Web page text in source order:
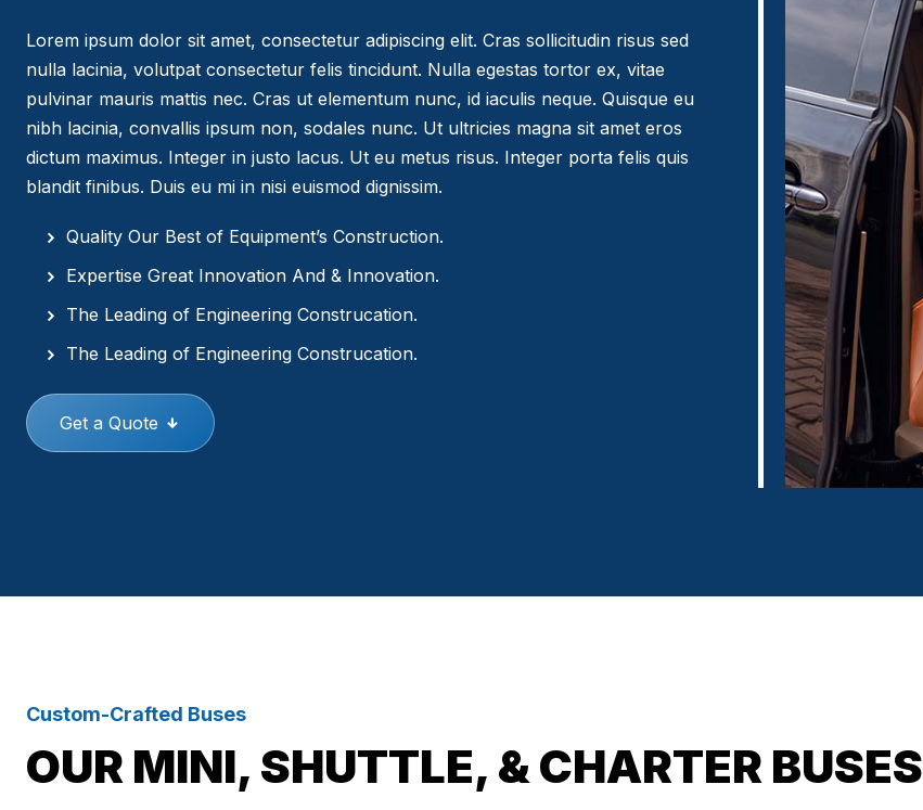
Lorem ipsum dolor sit amet, consectetur adipiscing elit. Cras sollicitudin risus sed
nulla lacinia, volutpat consectetur felis tincidunt. Nulla egestas tortor ex, vitae
pulvinar mauris mattis nec. Cras ut elementum nunc, id iaculis neque. Quisque eu
nibh lacinia, convallis ipsum non, sodales nunc. Ut ultricies magna sit amet eros
dictum maximus. Integer in justo lacus. Ut eu metus risus. Integer porta felis quis
blandit finibus. Duis eu mi in nisi euismod dignissim.
Quality Our Best of Equipment’s Construction.
Expertise Great Innovation And & Innovation.
The Leading of Engineering Construcation.
The Leading of Engineering Construcation.
Get a Quote
Custom-Crafted Buses
OUR MINI, SHUTTLE, & CHARTER BUSES